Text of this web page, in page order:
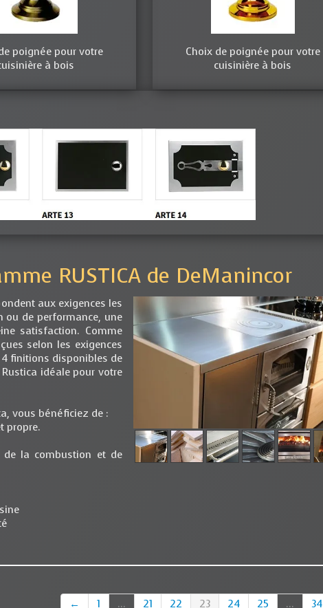
poignée pour votre
à bois
Choix de poignée pour votre
cuisinière à bois
RUSTICA de DeManincor
aux exigences les
ou de performance, une
satisfaction. Comme
selon les exigences
4 finitions disponibles de
idéale pour votre
vous bénéficiez de :
propre.
de la combustion et de
← 1 ... 21 22 23 24 25 ... 34